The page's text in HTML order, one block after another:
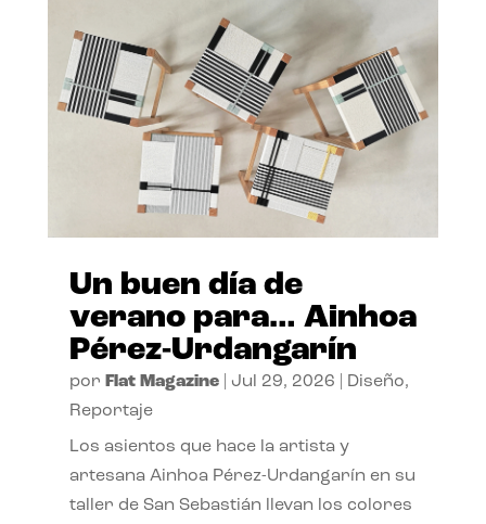
Un buen día de
verano para… Ainhoa
Pérez-Urdangarín
por Flat Magazine| Jul 29, 2026 Diseño,
Reportaje
Los asientos que hace la artista y
artesana Ainhoa Pérez-Urdangarín en su
taller de San Sebastián llevan los colores